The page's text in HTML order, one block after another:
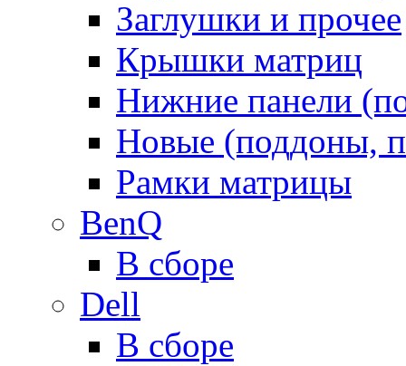
Заглушки и прочее
Крышки матриц
Нижние панели
Новые (поддоны,
Рамки матрицы
BenQ
В сборе
Dell
В сборе